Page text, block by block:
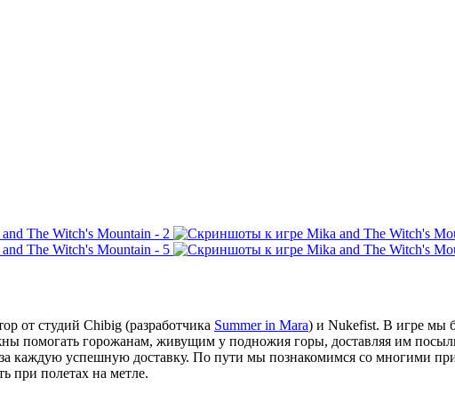
от студий Chibig (разработчика Summer in Mara) и Nukefist. В игре мы
помогать горожанам, живущим у подножия горы, доставляя им
каждую успешную доставку. По пути мы познакомимся со многими
при полетах на метле.